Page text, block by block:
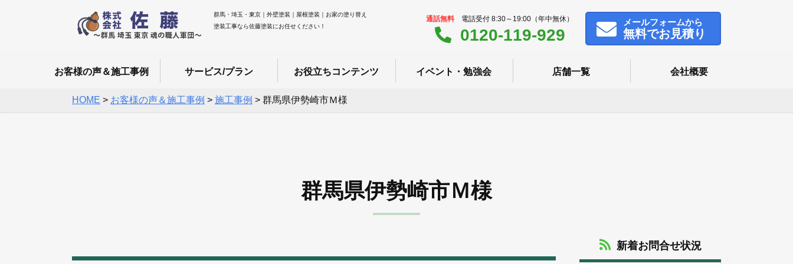
群馬・埼玉・東京｜外壁塗装｜屋根塗装｜お家の塗り替え
塗装工事なら佐藤塗装にお任せください！
通話無料 電話受付 8:30～19:00（年中無休）
0120-119-929
メールフォームから
無料でお見積り
お客様の声＆施工事例 サービス/プラン お役立ちコンテンツ イベント・勉強会 店舗一覧 会社概要
HOME > お客様の声＆施工事例 > 施工事例 > 群馬県伊勢崎市Ｍ様
群馬県伊勢崎市Ｍ様
新着お問合せ状況